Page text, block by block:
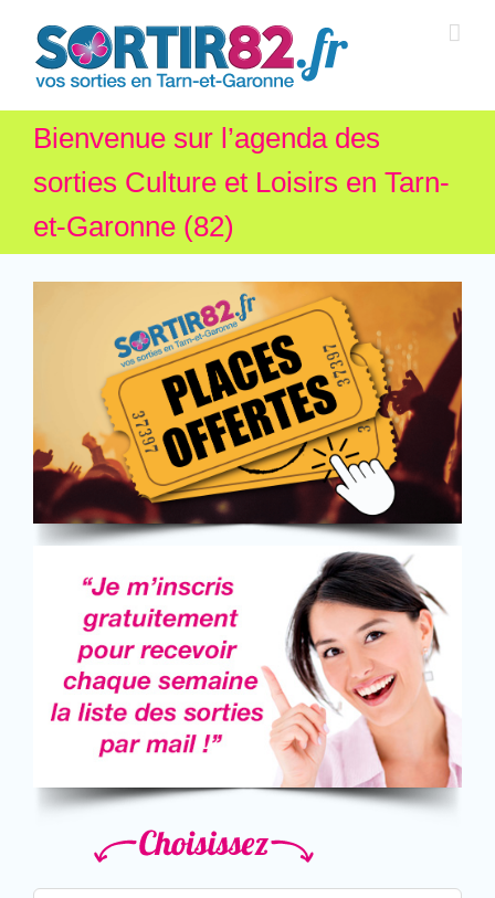
Bienvenue sur l’agenda des
sorties Culture et Loisirs en Tarn-
et-Garonne (82)